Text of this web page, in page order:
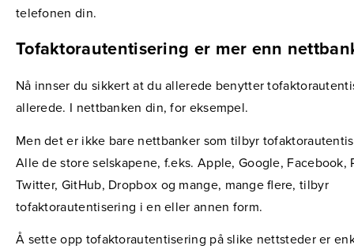
telefonen din.
Tofaktorautentisering er mer enn
Nå innser du sikkert at du allerede benytter
allerede. I nettbanken din, for eksempel.
Men det er ikke bare nettbanker som tilbyr
Alle de store selskapene, f.eks. Apple, Google, Facebook,
Twitter, GitHub, Dropbox og mange, mange flere, tilbyr
tofaktorautentisering i en eller annen form.
Å sette opp tofaktorautentisering på slike nettsteder er